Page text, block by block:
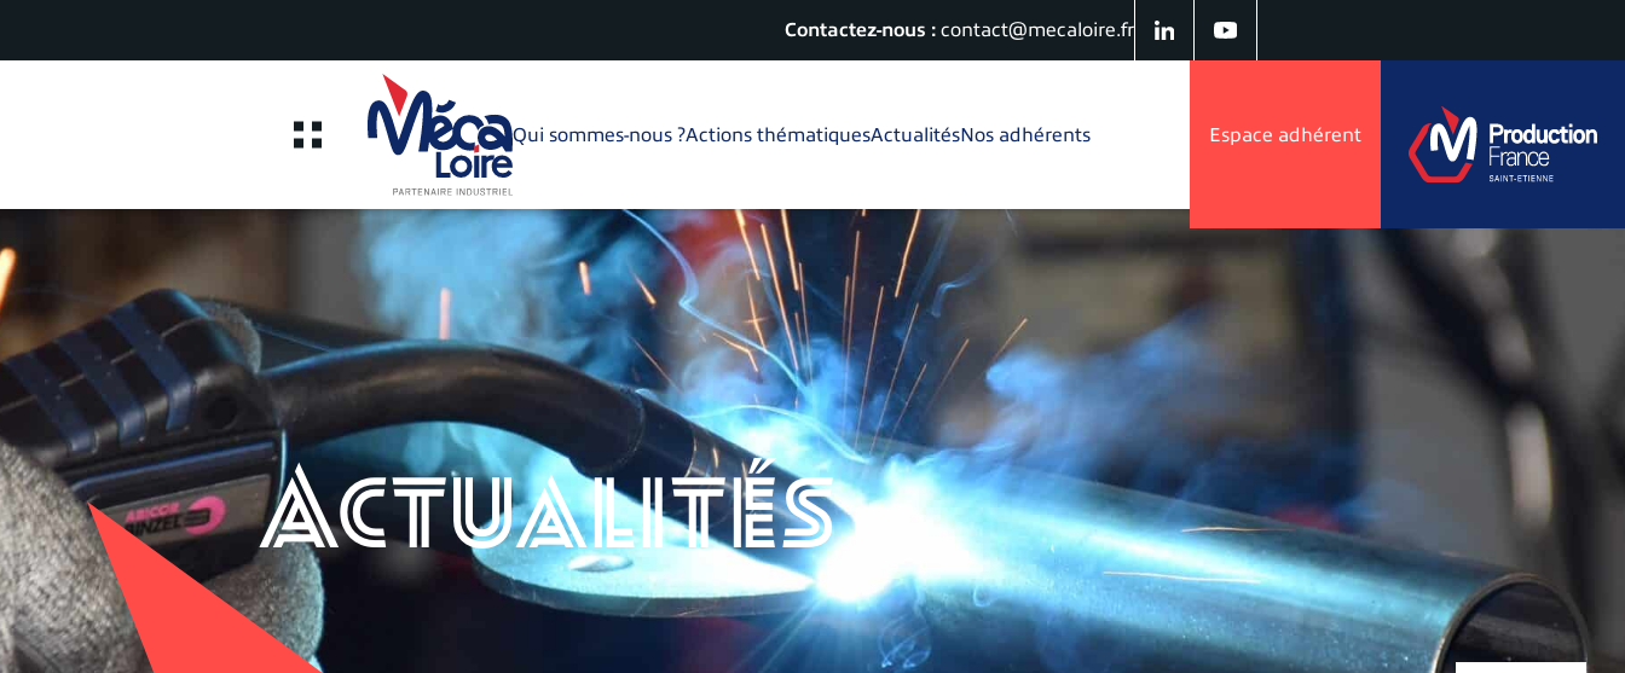
Contactez-nous : contact@mecaloire.fr
Qui sommes-nous ?Actions thématiquesActualitésNos adhérents Espace adhérent
Actualités